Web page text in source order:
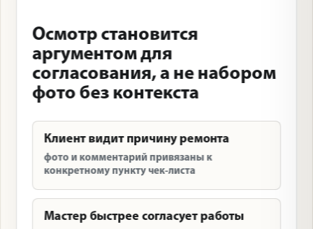
Осмотр становится
аргументом для
согласования, а не набором
фото без контекста
Клиент видит причину ремонта
фото и комментарий привязаны к
конкретному пункту чек-листа
Мастер быстрее согласует работы